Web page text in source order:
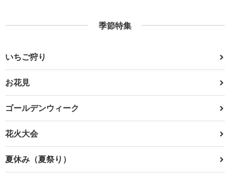
季節特集
いちご狩り
お花見
ゴールデンウィーク
花火大会
夏休み（夏祭り）